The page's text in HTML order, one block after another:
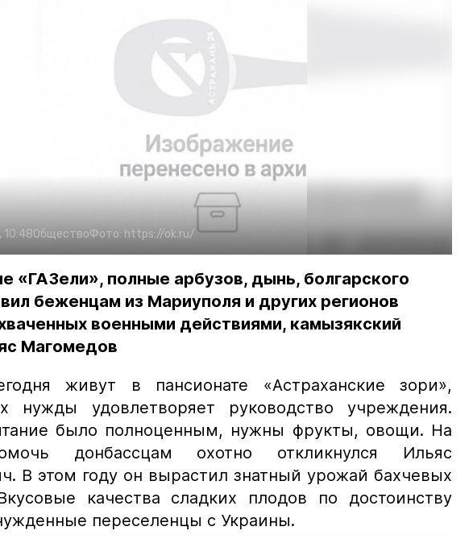
10:48ОбществоФото: https://ok.ru/
«ГАЗели», полные арбузов, дынь, болгарского
беженцам из Мариуполя и других регионов
военными действиями, камызякский
Магомедов
живут в пансионате «Астраханские зори»,
нужды удовлетворяет руководство учреждения.
было полноценным, нужны фрукты, овощи. На
донбассцам охотно откликнулся Ильяс
В этом году он вырастил знатный урожай бахчевых
качества сладких плодов по достоинству
переселенцы с Украины.